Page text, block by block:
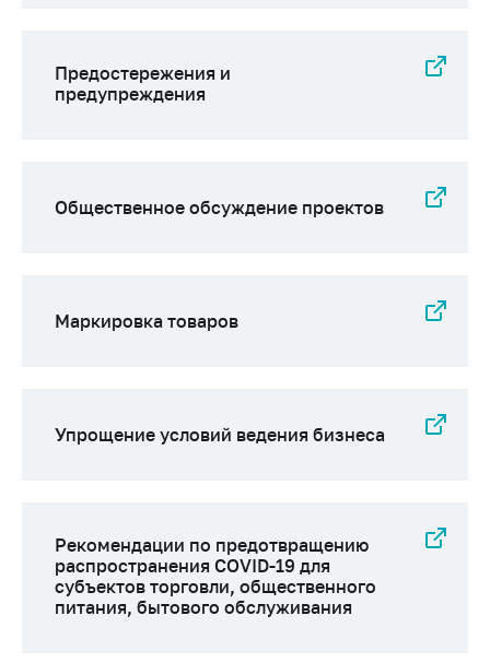
Предостережения и
предупреждения
Общественное обсуждение проектов
Маркировка товаров
Упрощение условий ведения бизнеса
Рекомендации по предотвращению
распространения COVID-19 для
субъектов торговли, общественного
питания, бытового обслуживания